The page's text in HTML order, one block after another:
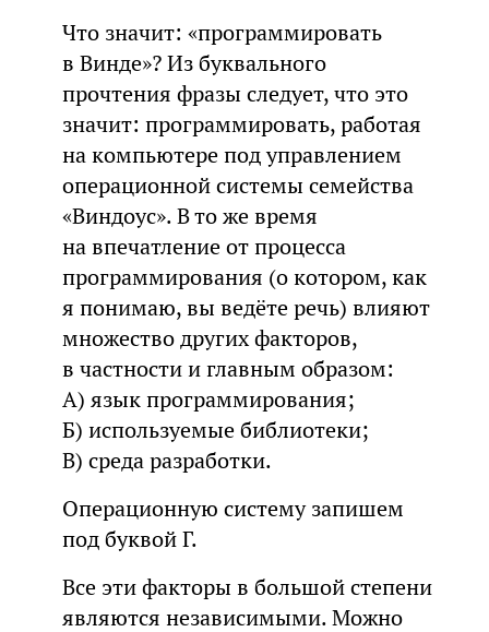
Что значит: «программировать
в Винде»? Из буквального
прочтения фразы следует, что это
значит: программировать, работая
на компьютере под управлением
операционной системы семейства
«Виндоус». В то же время
на впечатление от процесса
программирования (о котором, как
я понимаю, вы ведёте речь) влияют
множество других факторов,
в частности и главным образом:
А) язык программирования;
Б) используемые библиотеки;
В) среда разработки.
Операционную систему запишем
под буквой Г.
Все эти факторы в большой степени
являются независимыми. Можно